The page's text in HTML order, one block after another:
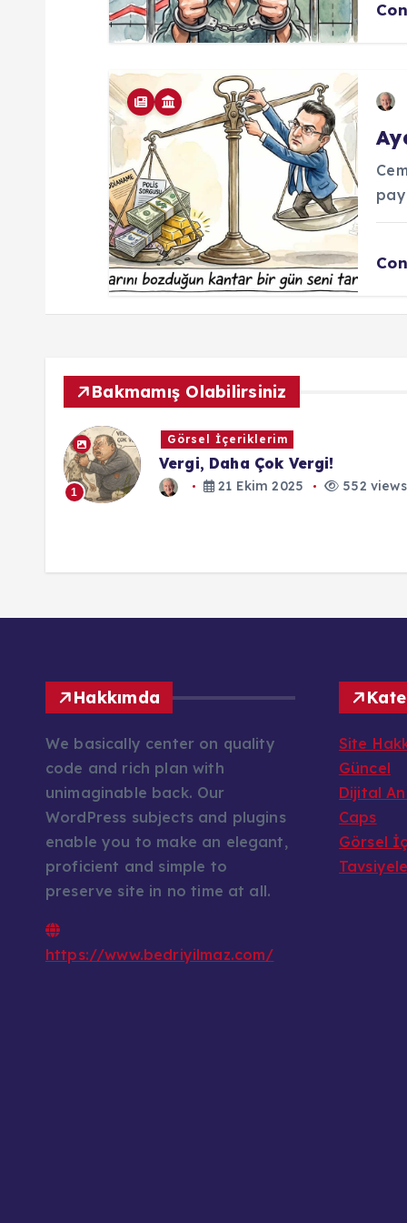
Bakmamış Olabilirsiniz
Görsel İçeriklerim
Vergi, Daha Çok Vergi!
21 Ekim 2025 552 views
Hakkımda
We basically center on quality
code and rich plan with
unimaginable back. Our
WordPress subjects and plugins
enable you to make an elegant,
proficient and simple to
preserve site in no time at all.
https://www.bedriyilmaz.com/
Site
Güncel
Dijital
Caps
Görsel